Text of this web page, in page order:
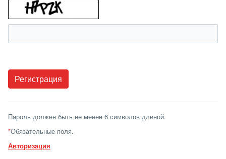
Пароль должен быть не менее 6 символов длиной.
*Обязательные поля.
Авторизация